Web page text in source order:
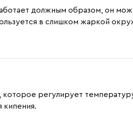
должным образом, он
в слишком жаркой
регулирует
кипения.